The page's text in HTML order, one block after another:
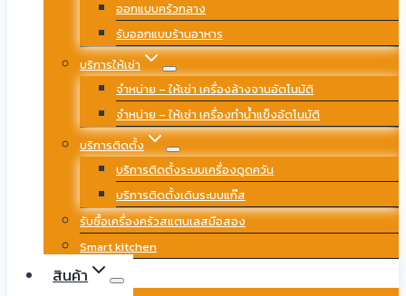
ออกแบบครัวกลาง
รับออกแบบร้านอาหาร
บริการให้เช่า
จำหน่าย – ให้เช่า เครื่องล้างจานอัตโนมัติ
จำหน่าย – ให้เช่า เครื่องทำน้ำแข็งอัตโนมัติ
บริการติดตั้ง
บริการติดตั้งระบบเครื่องดูดควัน
บริการติดตั้งเดินระบบแก๊ส
รับซื้อเครื่องครัวสแตนเลสมือสอง
Smart kitchen
สินค้า